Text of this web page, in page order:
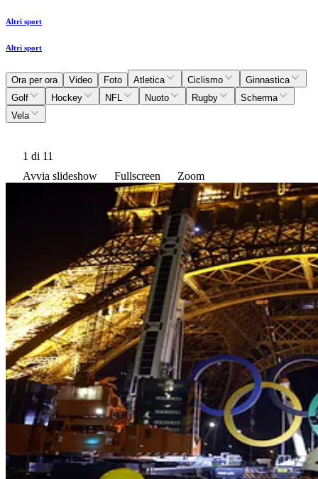
Altri sport
Altri sport
Ora per ora Video Foto Atletica Ciclismo
Ginnastica
Golf
Hockey NFL Nuoto Rugby
Scherma
Vela
1 di 11
Avvia slideshow
Fullscreen Zoom